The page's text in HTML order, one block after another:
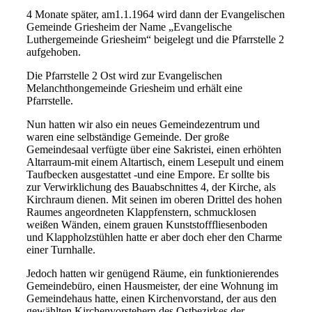
4 Monate später, am1.1.1964 wird dann der Evangelischen
Gemeinde Griesheim der Name „Evangelische
Luthergemeinde Griesheim“ beigelegt und die Pfarrstelle 2
aufgehoben.
Die Pfarrstelle 2 Ost wird zur Evangelischen
Melanchthongemeinde Griesheim und erhält eine
Pfarrstelle.
Nun hatten wir also ein neues Gemeindezentrum und
waren eine selbständige Gemeinde. Der große
Gemeindesaal verfügte über eine Sakristei, einen erhöhten
Altarraum-mit einem Altartisch, einem Lesepult und einem
Taufbecken ausgestattet -und eine Empore. Er sollte bis
zur Verwirklichung des Bauabschnittes 4, der Kirche, als
Kirchraum dienen. Mit seinen im oberen Drittel des hohen
Raumes angeordneten Klappfenstern, schmucklosen
weißen Wänden, einem grauen Kunststofffliesenboden
und Klappholzstühlen hatte er aber doch eher den Charme
einer Turnhalle.
Jedoch hatten wir genügend Räume, ein funktionierendes
Gemeindebüro, einen Hausmeister, der eine Wohnung im
Gemeindehaus hatte, einen Kirchenvorstand, der aus den